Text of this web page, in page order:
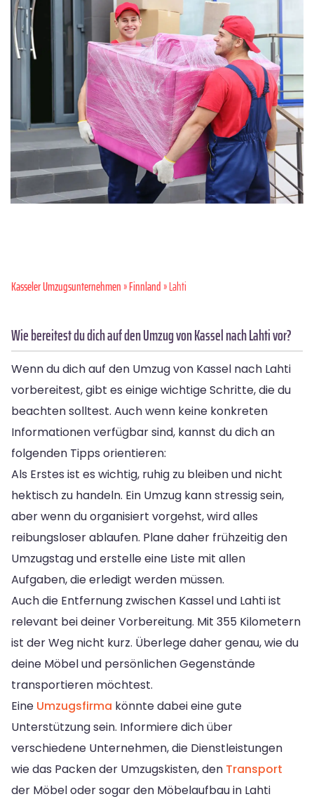
Kasseler Umzugsunternehmen»Finnland» Lahti
Wie bereitest du dich auf den Umzug von Kassel nach Lahti vor?
Wenn du dich auf den Umzug von Kassel nach Lahti
vorbereitest, gibt es einige wichtige Schritte, die du
beachten solltest. Auch wenn keine konkreten
Informationen verfügbar sind, kannst du dich an
folgenden Tipps orientieren:
Als Erstes ist es wichtig, ruhig zu bleiben und nicht
hektisch zu handeln. Ein Umzug kann stressig sein,
aber wenn du organisiert vorgehst, wird alles
reibungsloser ablaufen. Plane daher frühzeitig den
Umzugstag und erstelle eine Liste mit allen
Aufgaben, die erledigt werden müssen.
Auch die Entfernung zwischen Kassel und Lahti ist
relevant bei deiner Vorbereitung. Mit 355 Kilometern
ist der Weg nicht kurz. Überlege daher genau, wie du
deine Möbel und persönlichen Gegenstände
transportieren möchtest.
Eine Umzugsfirma könnte dabei eine gute
Unterstützung sein. Informiere dich über
verschiedene Unternehmen, die Dienstleistungen
wie das Packen der Umzugskisten, den Transport
der Möbel oder sogar den Möbelaufbau in Lahti